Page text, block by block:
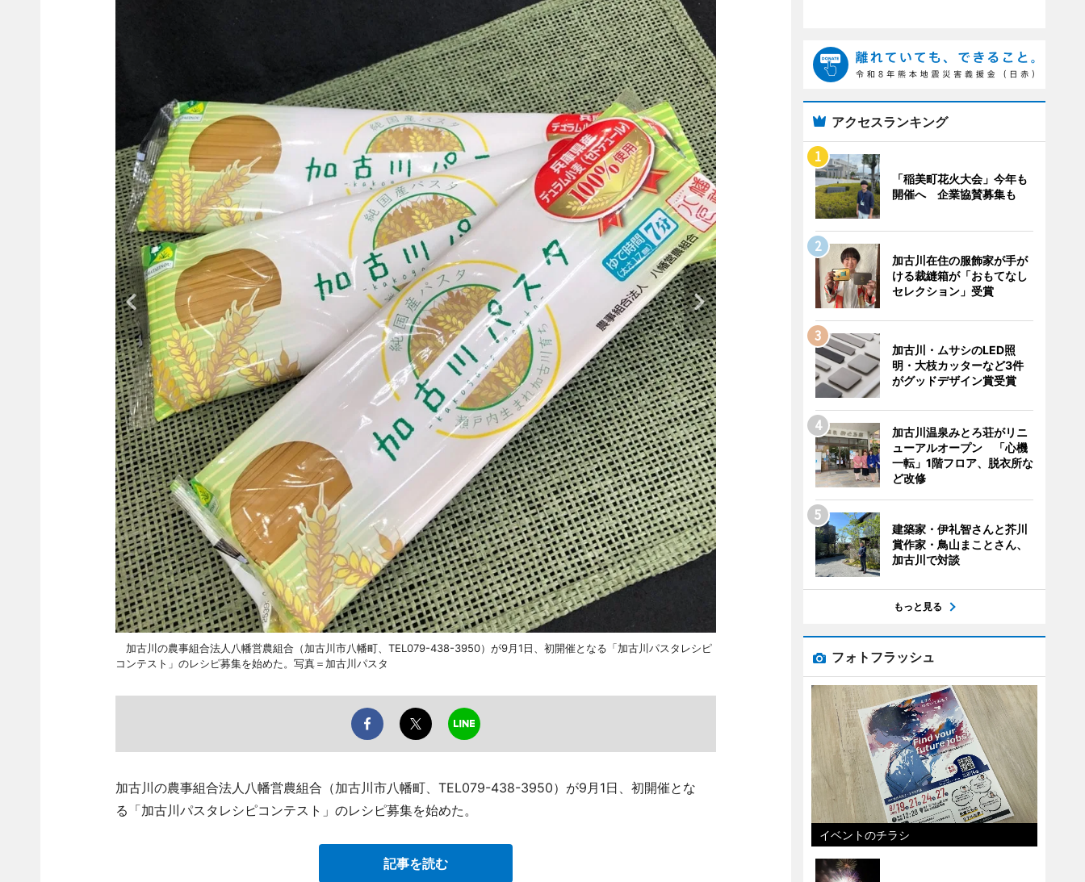
加古川の農事組合法人八幡営農組合（加古川市八幡町、TEL079-438-3950）が9月1日、初開催となる「加古川パスタレシピ
コンテスト」のレシピ募集を始めた。写真＝加古川パスタ
加古川の農事組合法人八幡営農組合（加古川市八幡町、TEL079-438-3950）が9月1日、初開催とな
る「加古川パスタレシピコンテスト」のレシピ募集を始めた。
記事を読む
アクセスランキング
「稲美町花火大会」今年も
開催へ 企業協賛募集も
加古川在住の服飾家が手が
ける裁縫箱が「おもてなし
セレクション」受賞
加古川・ムサシのLED照
明・大枝カッターなど3件
がグッドデザイン賞受賞
加古川温泉みとろ荘がリニ
ューアルオープン 「心機
一転」1階フロア、脱衣所な
ど改修
建築家・伊礼智さんと芥川
賞作家・鳥山まことさん、
加古川で対談
もっと見る
フォトフラッシュ
イベントのチラシ